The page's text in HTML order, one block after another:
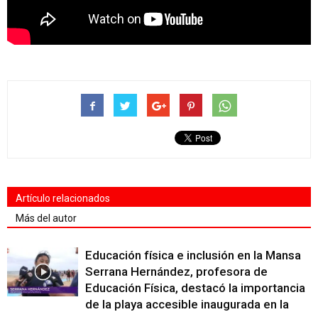
Artículo relacionados
Más del autor
Educación física e inclusión en la Mansa
Serrana Hernández, profesora de
Educación Física, destacó la importancia
de la playa accesible inaugurada en la